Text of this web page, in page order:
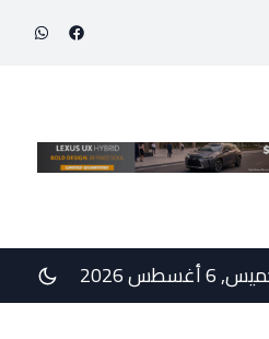
الذين سقطوا ضحيّة الأشرار ومن
6 أغسطس 2026